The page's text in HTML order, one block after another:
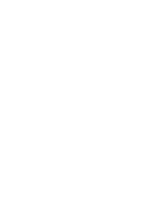
Vasile Balmuș,